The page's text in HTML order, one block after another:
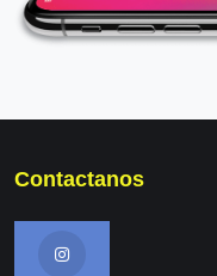
Contactanos